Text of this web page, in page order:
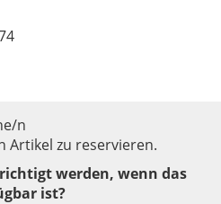
n
Artikel zu reservieren.
werden, wenn das
ist?